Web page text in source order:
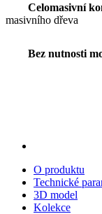
Celomasivní
masivního dřeva
Bez nutnosti
O produktu
Technické
3D model
Kolekce